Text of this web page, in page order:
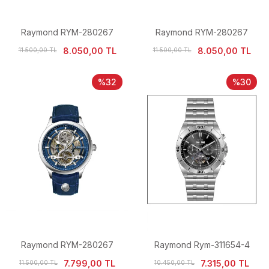
Raymond RYM-280267
Otomatik İskelet Power Erkek
11.500,00 TL 8.050,00 TL
Raymond RYM-280267
Otomatik İskelet Power Erkek
11.500,00 TL 8.050,00 TL
%32
Raymond RYM-280267
Otomatik İskelet Power Erkek
11.500,00 TL 7.799,00 TL
%30
Raymond Rym-311654-4
Otomatik Erkek Kol Saati
10.450,00 TL 7.315,00 TL